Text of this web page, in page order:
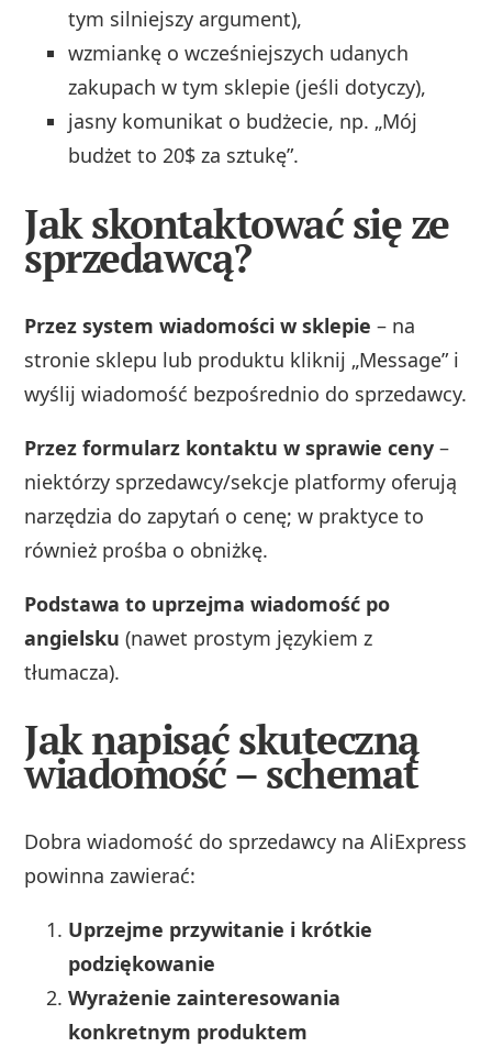
tym silniejszy argument),
wzmiankę o wcześniejszych udanych
zakupach w tym sklepie (jeśli dotyczy),
jasny komunikat o budżecie, np. „Mój
budżet to 20$ za sztukę”.
Jak skontaktować się ze
sprzedawcą?
Przez system wiadomości w sklepie – na
stronie sklepu lub produktu kliknij „Message” i
wyślij wiadomość bezpośrednio do sprzedawcy.
Przez formularz kontaktu w sprawie ceny –
niektórzy sprzedawcy/sekcje platformy oferują
narzędzia do zapytań o cenę; w praktyce to
również prośba o obniżkę.
Podstawa to uprzejma wiadomość po
angielsku (nawet prostym językiem z
tłumacza).
Jak napisać skuteczną
wiadomość – schemat
Dobra wiadomość do sprzedawcy na AliExpress
powinna zawierać:
Uprzejme przywitanie i krótkie
podziękowanie
Wyrażenie zainteresowania
konkretnym produktem